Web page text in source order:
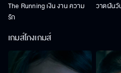
The Running เงิน งาน ความ
รัก
วาดฝันวั
เกมส์โกงเกมส์